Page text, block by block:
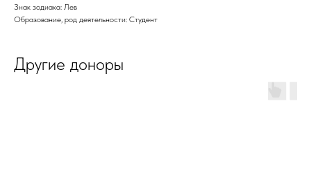
Знак зодиака: Лев
Образование, род деятельности: Студент
Другие доноры